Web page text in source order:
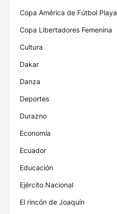
Copa América de Fútbol Playa
Copa Libertadores Femenina
Cultura
Dakar
Danza
Deportes
Durazno
Economía
Ecuador
Educación
Ejército Nacional
El rincón de Joaquín